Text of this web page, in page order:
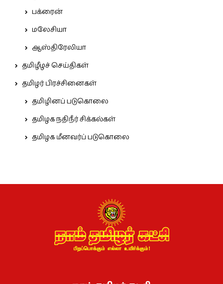
பக்ரைன்
மலேசியா
ஆஸ்திரேலியா
தமிழீழச் செய்திகள்
தமிழர் பிரச்சினைகள்
தமிழினப் படுகொலை
தமிழக நதிநீர் சிக்கல்கள்
தமிழக மீனவர்ப் படுகொலை